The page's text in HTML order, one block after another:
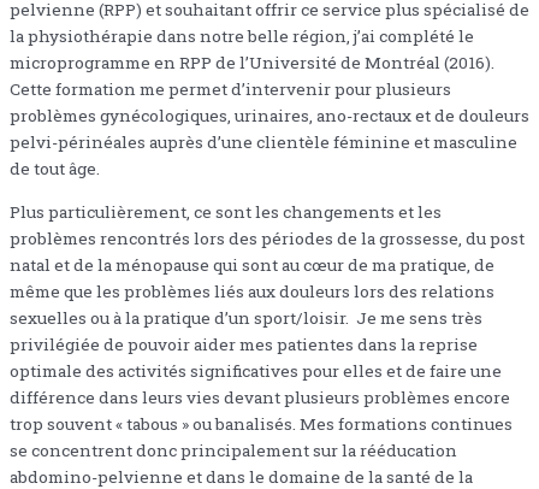
pelvienne (RPP) et souhaitant offrir ce service plus spécialisé de
la physiothérapie dans notre belle région, j’ai complété le
microprogramme en RPP de l’Université de Montréal (2016).
Cette formation me permet d’intervenir pour plusieurs
problèmes gynécologiques, urinaires, ano-rectaux et de douleurs
pelvi-périnéales auprès d’une clientèle féminine et masculine
de tout âge.
Plus particulièrement, ce sont les changements et les
problèmes rencontrés lors des périodes de la grossesse, du post
natal et de la ménopause qui sont au cœur de ma pratique, de
même que les problèmes liés aux douleurs lors des relations
sexuelles ou à la pratique d’un sport/loisir. Je me sens très
privilégiée de pouvoir aider mes patientes dans la reprise
optimale des activités significatives pour elles et de faire une
différence dans leurs vies devant plusieurs problèmes encore
trop souvent « tabous » ou banalisés. Mes formations continues
se concentrent donc principalement sur la rééducation
abdomino-pelvienne et dans le domaine de la santé de la